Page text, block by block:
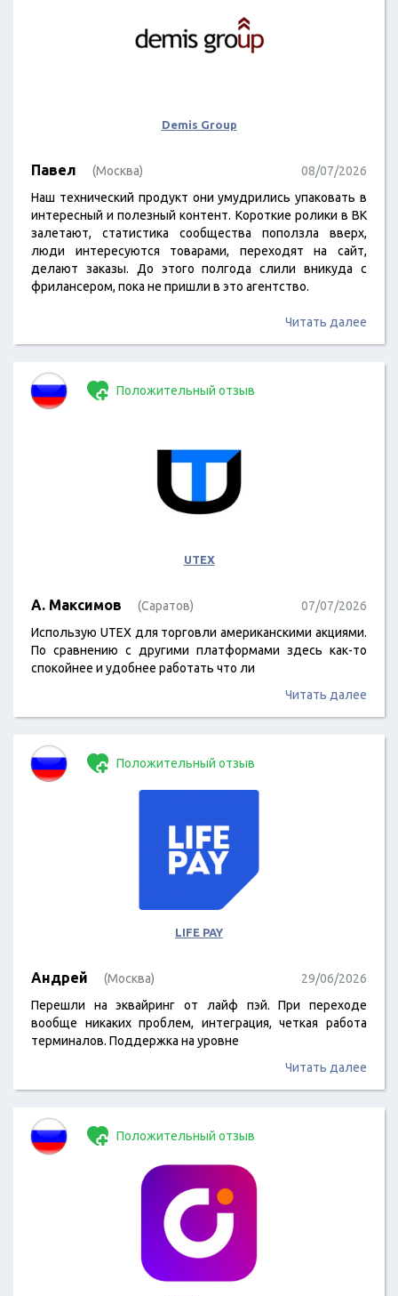
Demis Group
Павел (Москва)
08/07/2026
Наш технический продукт они умудрились упаковать в
интересный и полезный контент. Короткие ролики в ВК
залетают, статистика сообщества поползла вверх,
люди интересуются товарами, переходят на сайт,
делают заказы. До этого полгода слили вникуда с
фрилансером, пока не пришли в это агентство.
Читать далее
Положительный отзыв
UTEX
А. Максимов (Саратов)
07/07/2026
Использую UTEX для торговли американскими акциями.
По сравнению с другими платформами здесь как-то
спокойнее и удобнее работать что ли
Читать далее
Положительный отзыв
LIFE PAY
Андрей (Москва)
29/06/2026
Перешли на эквайринг от лайф пэй. При переходе
вообще никаких проблем, интеграция, четкая работа
терминалов. Поддержка на уровне
Читать далее
Положительный отзыв